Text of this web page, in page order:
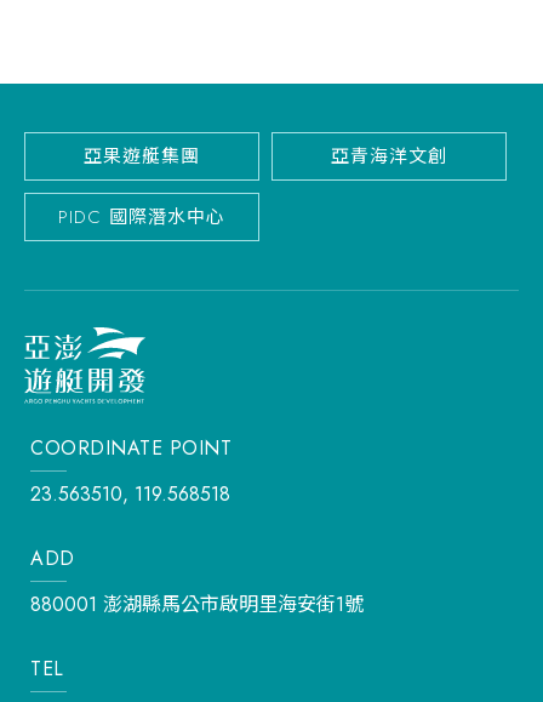
COORDINATE POINT
23.563510, 119.568518
ADD
880001 澎湖縣馬公市啟明里海安街1號
TEL
亞果遊艇集團 亞青海洋文創
PIDC 國際潛水中心